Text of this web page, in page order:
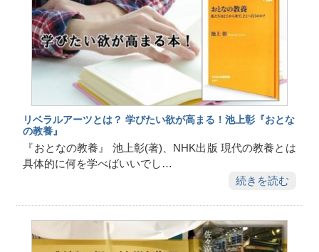
リベラルアーツとは？ 学びたい欲が高まる！池上彰『おとな
の教養』
『おとなの教養』 池上彰(著)、NHK出版 現代の教養とは
具体的に何を学べばいいでし…
続きを読む